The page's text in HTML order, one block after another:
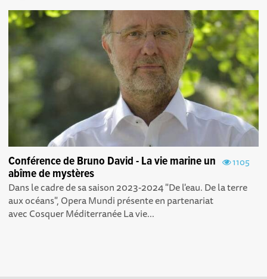
1105
Conférence de Bruno David - La vie marine un
abîme de mystères
Dans le cadre de sa saison 2023-2024 "De l'eau. De la terre
aux océans", Opera Mundi présente en partenariat
avec Cosquer Méditerranée La vie...